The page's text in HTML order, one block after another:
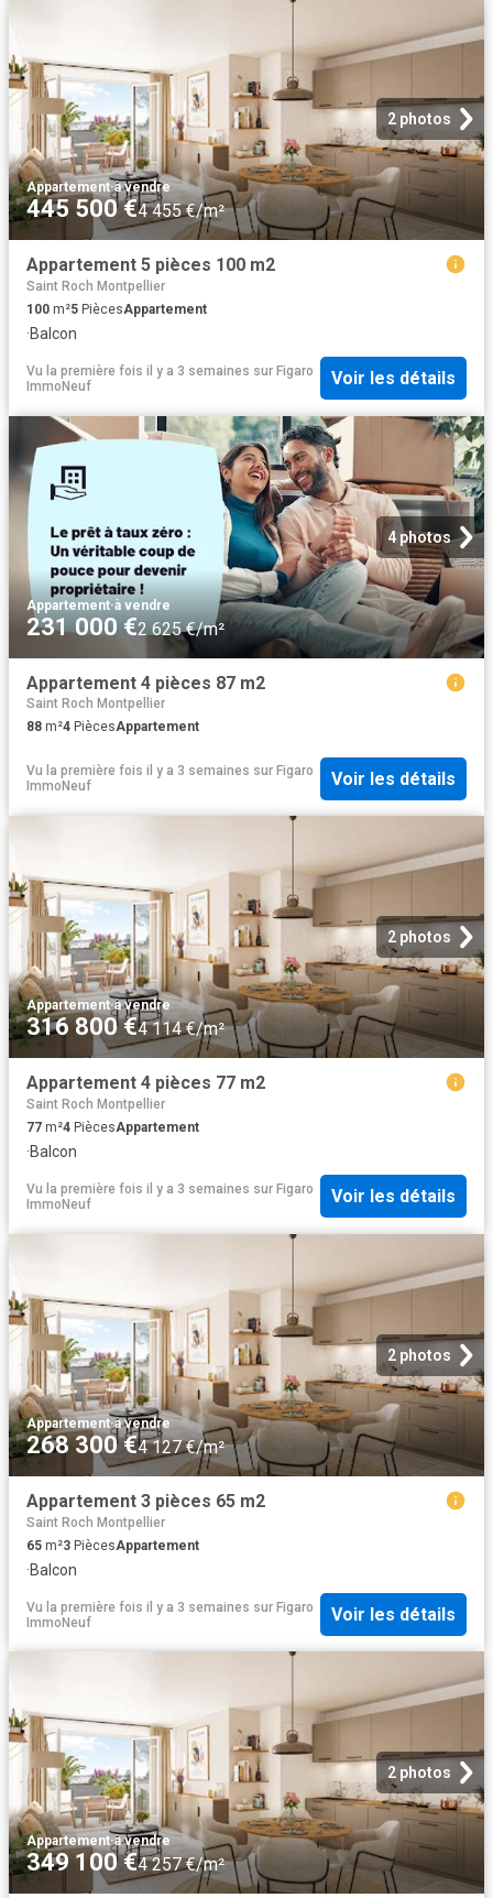
2 photos
Appartement·à vendre
445 500 €4 455 €/m²
Appartement 5 pièces 100 m2
Saint Roch Montpellier
100 m²5 PiècesAppartement
·Balcon
Vu la première fois il y a 3 semaines sur Figaro
ImmoNeuf
Voir les détails
4 photos
Appartement·à vendre
231 000 €2 625 €/m²
Appartement 4 pièces 87 m2
Saint Roch Montpellier
88 m²4 PiècesAppartement
Vu la première fois il y a 3 semaines sur Figaro
ImmoNeuf
Voir les détails
2 photos
Appartement·à vendre
316 800 €4 114 €/m²
Appartement 4 pièces 77 m2
Saint Roch Montpellier
77 m²4 PiècesAppartement
·Balcon
Vu la première fois il y a 3 semaines sur Figaro
ImmoNeuf
Voir les détails
2 photos
Appartement·à vendre
268 300 €4 127 €/m²
Appartement 3 pièces 65 m2
Saint Roch Montpellier
65 m²3 PiècesAppartement
·Balcon
Vu la première fois il y a 3 semaines sur Figaro
ImmoNeuf
Voir les détails
2 photos
Appartement·à vendre
349 100 €4 257 €/m²